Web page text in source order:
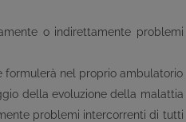
o indirettamente­ problemi
formulerà nel proprio ambulatorio
della evoluzione della malattia
problemi intercorrenti di tutti